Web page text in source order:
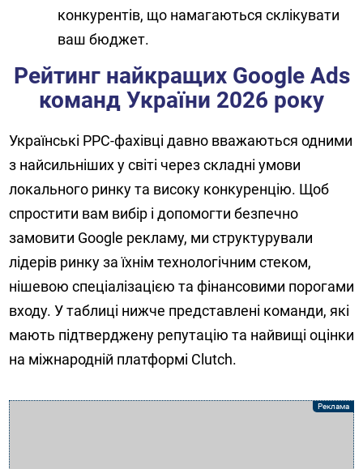
конкурентів, що намагаються склікувати
ваш бюджет.
Рейтинг найкращих Google Ads
команд України 2026 року
Українські PPC-фахівці давно вважаються одними
з найсильніших у світі через складні умови
локального ринку та високу конкуренцію. Щоб
спростити вам вибір і допомогти безпечно
замовити Google рекламу, ми структурували
лідерів ринку за їхнім технологічним стеком,
нішевою спеціалізацією та фінансовими порогами
входу. У таблиці нижче представлені команди, які
мають підтверджену репутацію та найвищі оцінки
на міжнародній платформі Clutch.